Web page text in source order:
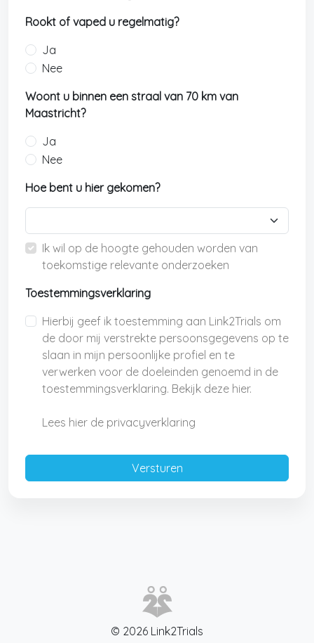
Rookt of vaped u regelmatig?
Ja
Nee
Woont u binnen een straal van 70 km van
Maastricht?
Ja
Nee
Hoe bent u hier gekomen?
Ik wil op de hoogte gehouden worden van
toekomstige relevante onderzoeken
Toestemmingsverklaring
Hierbij geef ik toestemming aan Link2Trials om
de door mij verstrekte persoonsgegevens op te
slaan in mijn persoonlijke profiel en te
verwerken voor de doeleinden genoemd in de
toestemmingsverklaring. Bekijk deze hier.
Lees hier de privacyverklaring
© 2026 Link2Trials